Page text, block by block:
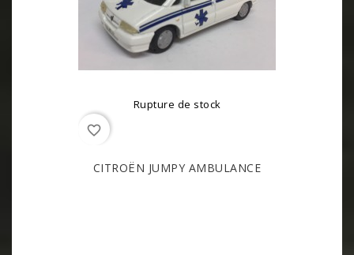
Rupture de stock
favorite_border
CITROËN JUMPY AMBULANCE